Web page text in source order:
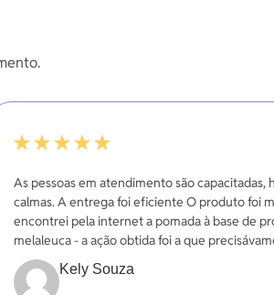
As pessoas em atendimento são capacitadas,
calmas. A entrega foi eficiente O produto foi
encontrei pela internet a pomada à base de
melaleuca - a ação obtida foi a que
em poucos dias.
Kely Souza